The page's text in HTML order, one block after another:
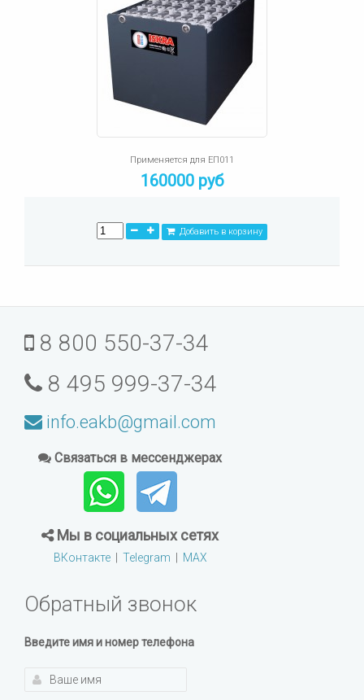
Применяется для ЕП011
160000 руб
Добавить в корзину
8 800 550-37-34
8 495 999-37-34
info.eakb@gmail.com
Связаться в мессенджерах
Мы в социальных сетях
ВКонтакте| Telegram | MAX
Обратный звонок
Введите имя и номер телефона